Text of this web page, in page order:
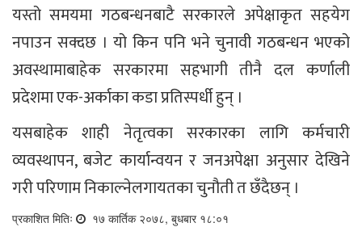
यस्तो समयमा गठबन्धनबाटै सरकारले अपेक्षाकृत सहयेग
नपाउन सक्दछ । यो किन पनि भने चुनावी गठबन्धन भएको
अवस्थामाबाहेक सरकारमा सहभागी तीनै दल कर्णाली
प्रदेशमा एक-अर्काका कडा प्रतिस्पर्धी हुन् ।
यसबाहेक शाही नेतृत्वका सरकारका लागि कर्मचारी
व्यवस्थापन, बजेट कार्यान्वयन र जनअपेक्षा अनुसार देखिने
गरी परिणाम निकाल्नेलगायतका चुनौती त छँदैछन् ।
प्रकाशित मितिः १७ कार्तिक २०७८, बुधबार १८:०१